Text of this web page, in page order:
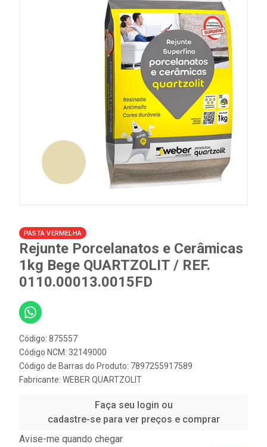
PASTA VERMELHA
Rejunte Porcelanatos e Cerâmicas
1kg Bege QUARTZOLIT / REF.
0110.00013.0015FD
Código: 875557
Código NCM: 32149000
Código de Barras do Produto: 7897255917589
Fabricante: WEBER QUARTZOLIT
Faça seu login ou
cadastre-se para ver preços e comprar
Avise-me quando chegar